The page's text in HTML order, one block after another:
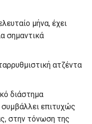
μήνα, έχει
σημαντικά
ατζέντα
διάστημα
συμβάλλει επιτυχώς
στην τόνωση της